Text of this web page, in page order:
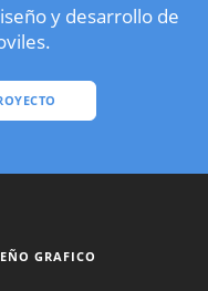
y desarrollo de
GRAFICO